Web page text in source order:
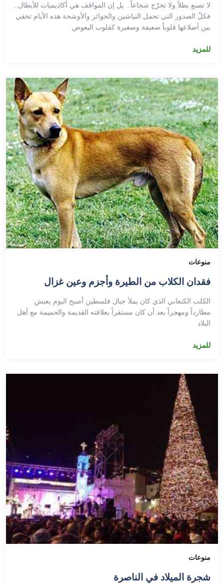
لا تصنع بطلاً ولا تخرّج شجاعاً… بل إن المواقف هي أكاديميات للأبطال…
فكلّ الصدور التي تحمل النياشين والجوائز والأوشحة هذه الأيام تخفي
بين أضلاعها قلوباً ضعيفة وصغيرة كقلوب البعوض.
للمزيد
منوعات
فقدان الكلاب من الطيرة وأجزم وعين غزال
الكلب الكنعاني الذي كان يملأ جبال فلسطين أصبح اليوم يعيش
مطارداً ومهجراً بعد أن كان مستقراً بعلاقته القديمة والحميمة مع أهل
البلاد
للمزيد
منوعات
شجرة الميلاد في الناصرة